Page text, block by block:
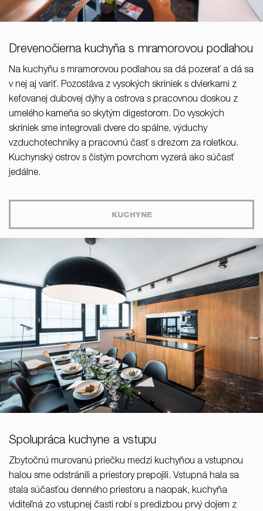
Drevenočierna kuchyňa s mramorovou podlahou
Na kuchyňu s mramorovou podlahou sa dá pozerať a dá sa
v nej aj variť. Pozostáva z vysokých skriniek s dvierkami z
kefovanej dubovej dýhy a ostrova s pracovnou doskou z
umelého kameňa so skytým digestorom. Do vysokých
skriniek sme integrovali dvere do spálne, výduchy
vzduchotechniky a pracovnú časť s drezom za roletkou.
Kuchynský ostrov s čistým povrchom vyzerá ako súčasť
jedálne.
KUCHYNE
Spolupráca kuchyne a vstupu
Zbytočnú murovanú priečku medzi kuchyňou a vstupnou
halou sme odstránili a priestory prepojili. Vstupná hala sa
stala súčasťou denného priestoru a naopak, kuchyňa
viditeľná zo vstupnej časti robí s predizbou prvý dojem z